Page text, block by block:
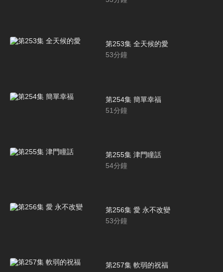
第253集 全天候的愛
53分鐘
第254集 簡單幸福
51分鐘
第255集 津門瞳話
54分鐘
第256集 愛 永不改變
53分鐘
第257集 軟弱的祝福